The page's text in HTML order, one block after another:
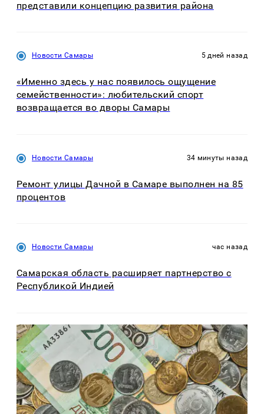
представили концепцию развития района
Новости Самары 5 дней назад
«Именно здесь у нас появилось ощущение
семейственности»: любительский спорт
возвращается во дворы Самары
Новости Самары 34 минуты назад
Ремонт улицы Дачной в Самаре выполнен на 85
процентов
Новости Самары час назад
Самарская область расширяет партнерство с
Республикой Индией